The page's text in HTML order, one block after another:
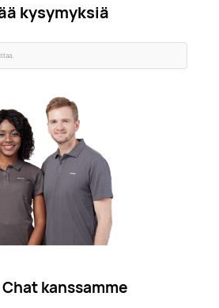
kysymyksiä
kanssamme